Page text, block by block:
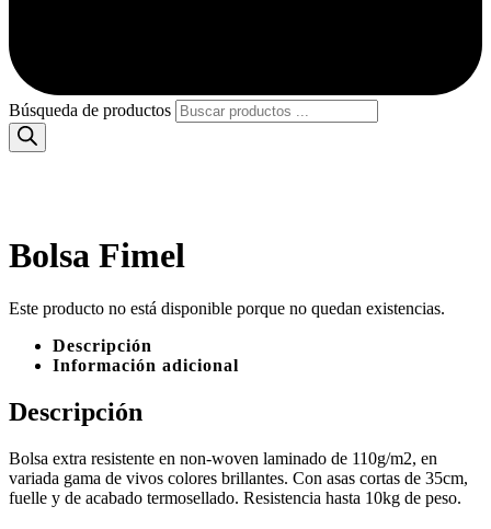
Búsqueda de productos
Bolsa Fimel
Este producto no está disponible porque no quedan existencias.
Descripción
Información adicional
Descripción
Bolsa extra resistente en non-woven laminado de 110g/m2, en
variada gama de vivos colores brillantes. Con asas cortas de 35cm,
fuelle y de acabado termosellado. Resistencia hasta 10kg de peso.